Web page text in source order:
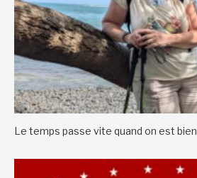
Le temps passe vite quand on est bien